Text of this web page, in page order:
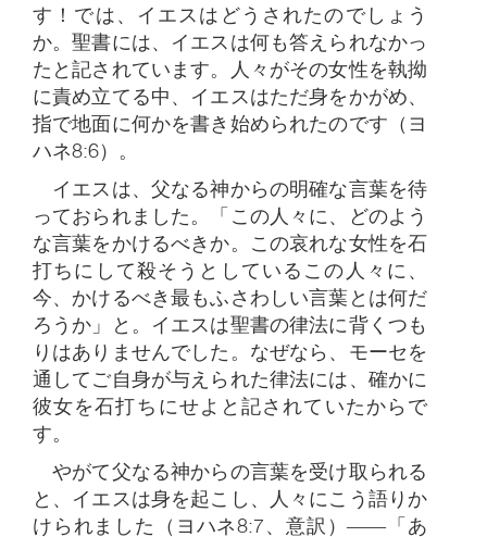
す！では、イエスはどうされたのでしょう
か。聖書には、イエスは何も答えられなかっ
たと記されています。人々がその女性を執拗
に責め立てる中、イエスはただ身をかがめ、
指で地面に何かを書き始められたのです（ヨ
ハネ8:6）。
イエスは、父なる神からの明確な言葉を待
っておられました。「この人々に、どのよう
な言葉をかけるべきか。この哀れな女性を石
打ちにして殺そうとしているこの人々に、
今、かけるべき最もふさわしい言葉とは何だ
ろうか」と。イエスは聖書の律法に背くつも
りはありませんでした。なぜなら、モーセを
通してご自身が与えられた律法には、確かに
彼女を石打ち​​にせよと記されていたからで
す。
やがて父なる神からの言葉を受け取られる
と、イエスは身を起こし、人々にこう語りか
けられました（ヨハネ8:7、意訳）――「あ